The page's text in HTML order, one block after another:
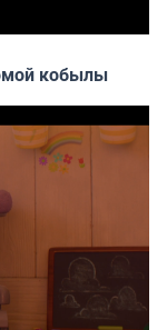
кобылы